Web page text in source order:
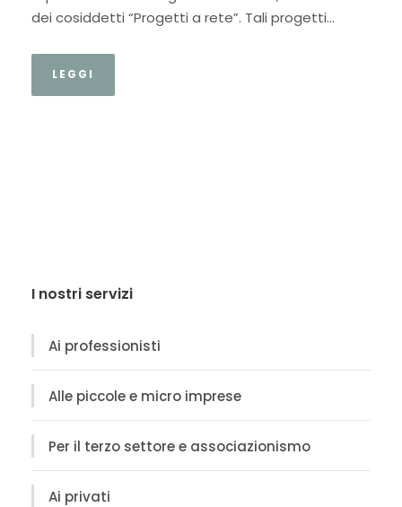
dei cosiddetti “Progetti a rete”. Tali progetti...
LEGGI
I nostri servizi
Ai professionisti
Alle piccole e micro imprese
Per il terzo settore e associazionismo
Ai privati